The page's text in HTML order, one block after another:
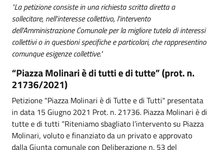
"La petizione consiste in una richiesta scritta diretta a
sollecitare, nell'interesse collettivo, l'intervento
dell'Amministrazione Comunale per la migliore tutela di interessi
collettivi o in questioni specifiche e particolari, che rappresentino
comunque esigenze collettive."
“Piazza Molinari è di tutti e di tutte” (prot. n.
21736/2021)
Petizione "Piazza Molinari è di Tutte e di Tutti" presentata
in data 15 Giugno 2021 Prot. n. 21736. Piazza Molinari è di
tutte e di tutti “Riteniamo sbagliato l’intervento su Piazza
Molinari, voluto e finanziato da un privato e approvato
dalla Giunta comunale con Deliberazione n. 53 del